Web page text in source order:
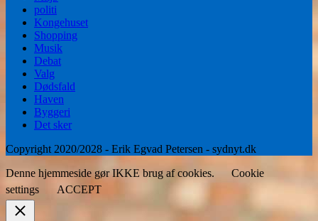
politi
Kongehuset
Shopping
Musik
Debat
Valg
Dødsfald
Haven
Byggeri
Det sker
Copyright 2020/2028 - Erik Egvad Petersen - sydnyt.dk
Denne hjemmeside gør IKKE brug af cookies.
Cookie
settings
ACCEPT